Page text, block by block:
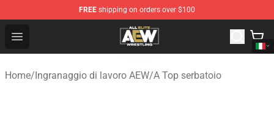
FREE shipping on orders over $100
Open menu
Aew Shop ⚡️ Official Aew Merchandise Store
Home/Ingranaggio di lavoro AEW/A Top serbatoio